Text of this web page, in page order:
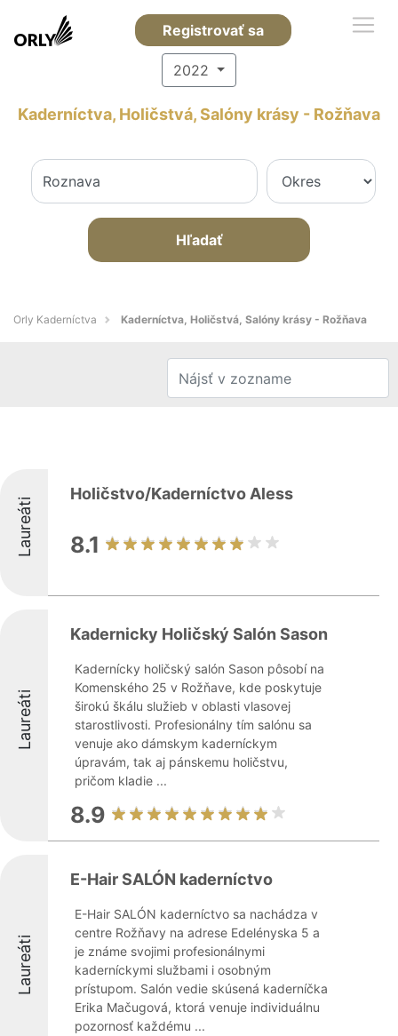
Registrovať sa
2022
Kaderníctva, Holičstvá, Salóny krásy - Rožňava
Hľadať
Orly Kaderníctva Kaderníctva, Holičstvá, Salóny krásy - Rožňava
Laureáti
Holičstvo/Kaderníctvo Aless
8.1
Laureáti
Kadernicky Holičský Salón Sason
Kadernícky holičský salón Sason pôsobí na
Komenského 25 v Rožňave, kde poskytuje
širokú škálu služieb v oblasti vlasovej
starostlivosti. Profesionálny tím salónu sa
venuje ako dámskym kaderníckym
úpravám, tak aj pánskemu holičstvu,
pričom kladie ...
8.9
Laureáti
E-Hair SALÓN kaderníctvo
E-Hair SALÓN kaderníctvo sa nachádza v
centre Rožňavy na adrese Edelényska 5 a
je známe svojimi profesionálnymi
kaderníckymi službami i osobným
prístupom. Salón vedie skúsená kaderníčka
Erika Mačugová, ktorá venuje individuálnu
pozornosť každému ...